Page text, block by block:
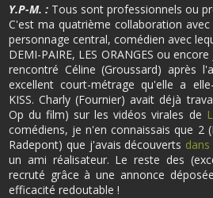
Y.P-M. : Tous sont professionnels ou
C'est ma quatrième collaboration
personnage central, comédien avec
DEMI-PAIRE, LES ORANGES ou encore
rencontré Céline (Groussard) après
excellent court-métrage qu'elle a
KISS. Charly (Fournier) avait déjà
Op du film) sur les vidéos virales de
comédiens, je n'en connaissais que 2
Radepont) que j'avais découverts
un ami réalisateur. Le reste des
recruté grâce à une annonce
efficacité redoutable !